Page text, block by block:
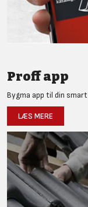
Proff app
Bygma app til din
LÆS MERE